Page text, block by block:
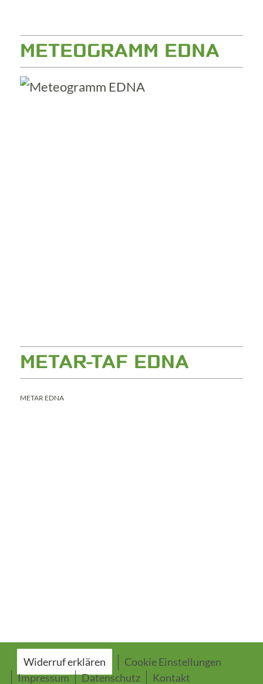
METEOGRAMM EDNA
METAR-TAF EDNA
METAR EDNA
Widerruf erklären
Cookie Einstellungen
Impressum
Datenschutz Kontakt